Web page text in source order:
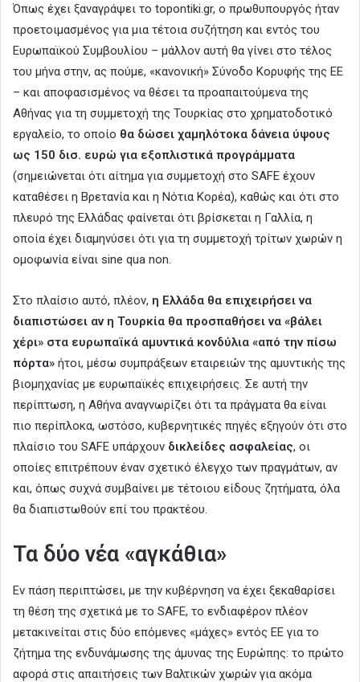
Όπως έχει ξαναγράψει το topontiki.gr, o πρωθυπουργός ήταν
προετοιμασμένος για μια τέτοια συζήτηση και εντός του
Ευρωπαϊκού Συμβουλίου – μάλλον αυτή θα γίνει στο τέλος
του μήνα στην, ας πούμε, «κανονική» Σύνοδο Κορυφής της ΕΕ
– και αποφασισμένος να θέσει τα προαπαιτούμενα της
Αθήνας για τη συμμετοχή της Τουρκίας στο χρηματοδοτικό
εργαλείο, το οποίο θα δώσει χαμηλότοκα δάνεια ύψους
ως 150 δισ. ευρώ για εξοπλιστικά προγράμματα
(σημειώνεται ότι αίτημα για συμμετοχή στο SAFE έχουν
καταθέσει η Βρετανία και η Νότια Κορέα), καθώς και ότι στο
πλευρό της Ελλάδας φαίνεται ότι βρίσκεται η Γαλλία, η
οποία έχει διαμηνύσει ότι για τη συμμετοχή τρίτων χωρών η
ομοφωνία είναι sine qua non.
Στο πλαίσιο αυτό, πλέον, η Ελλάδα θα επιχειρήσει να
διαπιστώσει αν η Τουρκία θα προσπαθήσει να «βάλει
χέρι» στα ευρωπαϊκά αμυντικά κονδύλια «από την πίσω
πόρτα» ήτοι, μέσω συμπράξεων εταιρειών της αμυντικής της
βιομηχανίας με ευρωπαϊκές επιχειρήσεις. Σε αυτή την
περίπτωση, η Αθήνα αναγνωρίζει ότι τα πράγματα θα είναι
πιο περίπλοκα, ωστόσο, κυβερνητικές πηγές εξηγούν ότι στο
πλαίσιο του SAFE υπάρχουν δικλείδες ασφαλείας, οι
οποίες επιτρέπουν έναν σχετικό έλεγχο των πραγμάτων, αν
και, όπως συχνά συμβαίνει με τέτοιου είδους ζητήματα, όλα
θα διαπιστωθούν επί του πρακτέου.
Τα δύο νέα «αγκάθια»
Εν πάση περιπτώσει, με την κυβέρνηση να έχει ξεκαθαρίσει
τη θέση της σχετικά με το SAFE, το ενδιαφέρον πλέον
μετακινείται στις δύο επόμενες «μάχες» εντός ΕΕ για το
ζήτημα της ενδυνάμωσης της άμυνας της Ευρώπης: το πρώτο
αφορά στις απαιτήσεις των Βαλτικών χωρών για ακόμα